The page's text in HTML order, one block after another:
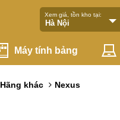
Xem giá, tồn kho tại:
Máy tính bảng
Hãng khác Nexus